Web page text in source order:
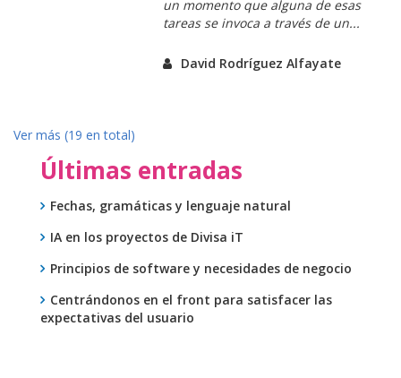
un momento que alguna de esas
tareas se invoca a través de un...
David Rodríguez Alfayate
Ver más (19 en total)
Últimas entradas
Fechas, gramáticas y lenguaje natural
IA en los proyectos de Divisa iT
Principios de software y necesidades de negocio
Centrándonos en el front para satisfacer las
expectativas del usuario